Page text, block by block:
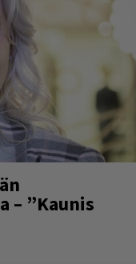
– ”Kaunis